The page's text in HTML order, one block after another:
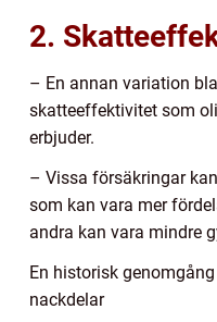
2.
– En annan variation
skatteeffektivitet som
erbjuder.
– Vissa försäkringar
som kan vara mer
andra kan vara mindre
En historisk
nackdelar